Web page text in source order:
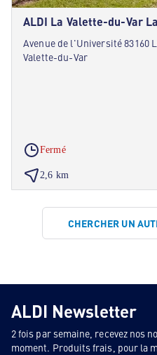
Avenue de l'Université 83160
Valette-du-Var
Fermé
2,6 km
CHERCHER UN
ALDI Newsletter
2 fois par semaine, recevez nos
moment. Produits frais, pour la